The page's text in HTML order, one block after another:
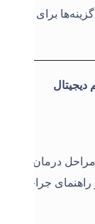
برای
دیجیتال
درمان با
جراحی